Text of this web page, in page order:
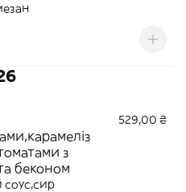
з
беконом
529,00 ₴